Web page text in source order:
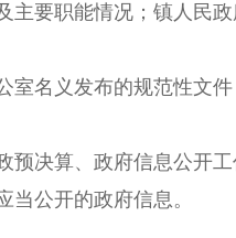
要职能情况；镇人民政
名义发布的规范性文件
决算、政府信息公开工
公开的政府信息。